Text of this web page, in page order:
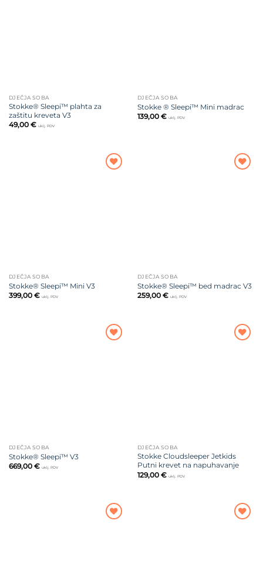
DJEČJA SOBA
Stokke® Sleepi™ plahta za
zaštitu kreveta V3
49,00 € uklj. PDV
DJEČJA SOBA
Stokke ® Sleepi™ Mini madrac
139,00 € uklj. PDV
DJEČJA SOBA
Stokke® Sleepi™ Mini V3
399,00 € uklj. PDV
DJEČJA SOBA
Stokke® Sleepi™ bed madrac V3
259,00 € uklj. PDV
DJEČJA SOBA
Stokke® Sleepi™ V3
669,00 € uklj. PDV
DJEČJA SOBA
Stokke Cloudsleeper Jetkids
Putni krevet na napuhavanje
129,00 € uklj. PDV